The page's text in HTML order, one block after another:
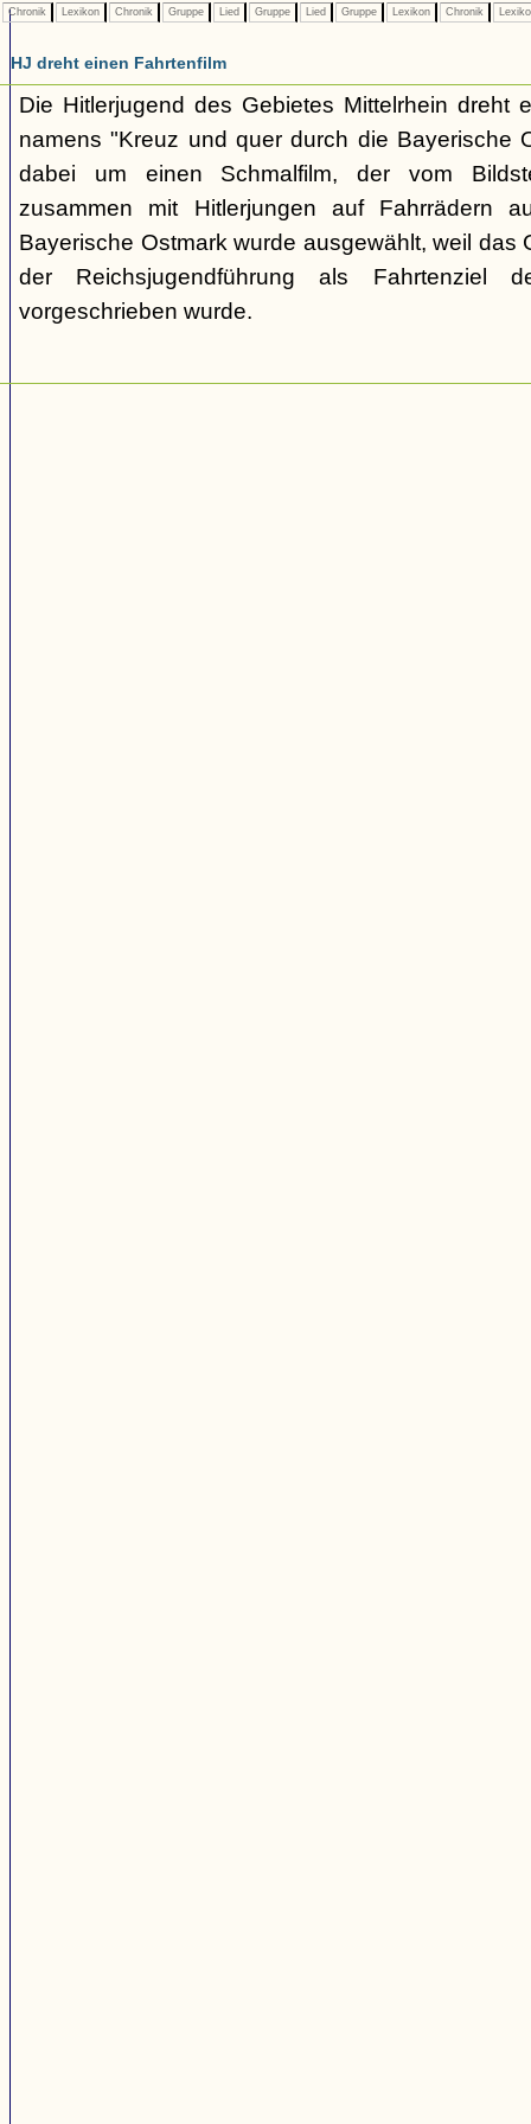
Chronik Lexikon Chronik Gruppe Lied Gruppe Lied Gruppe Lexikon Chronik
HJ dreht einen Fahrtenfilm
Die Hitlerjugend des Gebietes Mittelrhein dreht
namens "Kreuz und quer durch die Bayerische
dabei um einen Schmalfilm, der vom
zusammen mit Hitlerjungen auf Fahrrädern
Bayerische Ostmark wurde ausgewählt, weil das
der Reichsjugendführung als Fahrtenziel
vorgeschrieben wurde.